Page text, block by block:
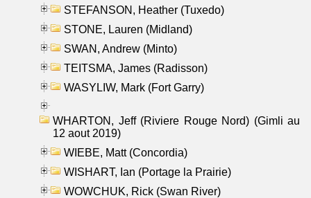
STEFANSON, Heather (Tuxedo)
STONE, Lauren (Midland)
SWAN, Andrew (Minto)
TEITSMA, James (Radisson)
WASYLIW, Mark (Fort Garry)
WHARTON, Jeff (Riviere Rouge Nord) (Gimli au
12 aout 2019)
WIEBE, Matt (Concordia)
WISHART, Ian (Portage la Prairie)
WOWCHUK, Rick (Swan River)